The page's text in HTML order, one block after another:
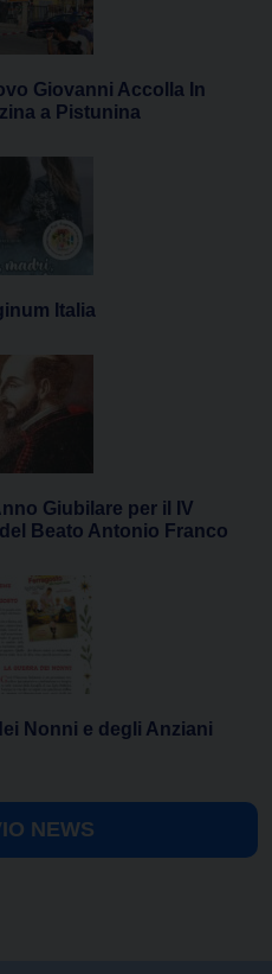
Giovanni Accolla In
a Pistunina
Italia
Giubilare per il IV
Beato Antonio Franco
Nonni e degli Anziani
NEWS